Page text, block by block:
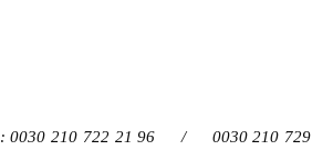
: 0030 210 722 21 96 /
0030 210 729